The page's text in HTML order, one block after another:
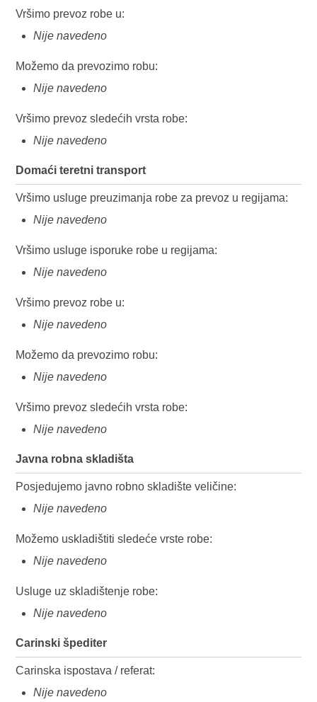
Vršimo prevoz robe u:
Nije navedeno
Možemo da prevozimo robu:
Nije navedeno
Vršimo prevoz sledećih vrsta robe:
Nije navedeno
Domaći teretni transport
Vršimo usluge preuzimanja robe za prevoz u regijama:
Nije navedeno
Vršimo usluge isporuke robe u regijama:
Nije navedeno
Vršimo prevoz robe u:
Nije navedeno
Možemo da prevozimo robu:
Nije navedeno
Vršimo prevoz sledećih vrsta robe:
Nije navedeno
Javna robna skladišta
Posjedujemo javno robno skladište veličine:
Nije navedeno
Možemo uskladištiti sledeće vrste robe:
Nije navedeno
Usluge uz skladištenje robe:
Nije navedeno
Carinski špediter
Carinska ispostava / referat:
Nije navedeno